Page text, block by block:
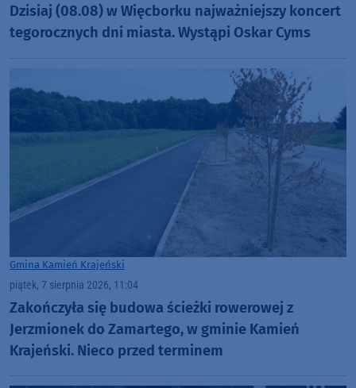
Dzisiaj (08.08) w Więcborku najważniejszy koncert
tegorocznych dni miasta. Wystąpi Oskar Cyms
Gmina Kamień Krajeński
piątek, 7 sierpnia 2026, 11:04
Zakończyła się budowa ścieżki rowerowej z
Jerzmionek do Zamartego, w gminie Kamień
Krajeński. Nieco przed terminem